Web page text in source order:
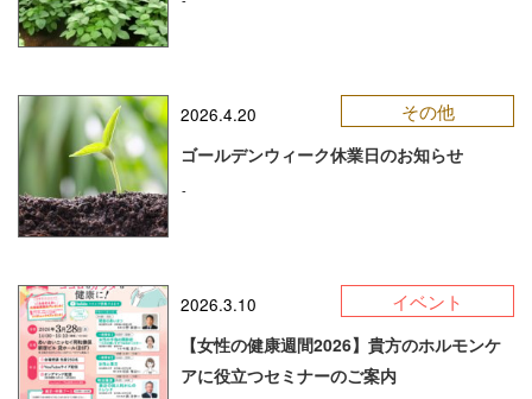
2026.4.20 その他
ゴールデンウィーク休業日のお知らせ
-
2026.3.10 イベント
【女性の健康週間2026】貴方のホルモンケ
アに役立つセミナーのご案内